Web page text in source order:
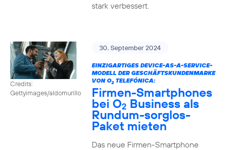
stark verbessert.
Credits:
Gettyimages/aldomurillo
30. September 2024
EINZIGARTIGES DEVICE-AS-A-SERVICE-
MODELL DER GESCHÄFTSKUNDENMARKE
VON O2TELEFÓNICA:
Firmen-Smartphones
bei O2 Business als
Rundum-sorglos-
Paket mieten
Das neue Firmen-Smartphone